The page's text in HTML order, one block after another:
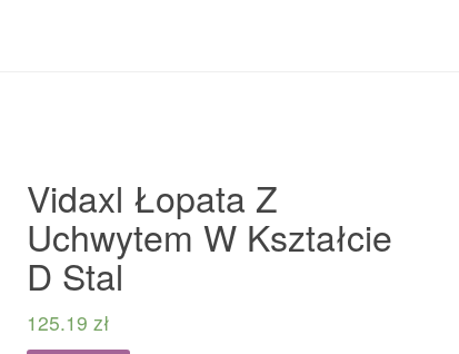
Vidaxl Łopata Z
Uchwytem W Kształcie
D Stal
125.19 zł